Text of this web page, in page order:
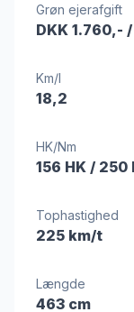
Grøn ejerafgift
DKK 1.760,-
Km/l
18,2
HK/Nm
156 HK / 250
Tophastighed
225 km/t
Længde
463 cm